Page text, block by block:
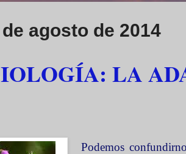
agosto de 2014
LA
Podemos